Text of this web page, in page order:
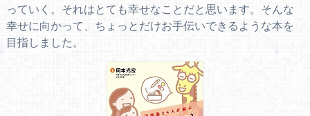
っていく。それはとても幸せなことだと思います。そんな
幸せに向かって、ちょっとだけお手伝いできるような本を
目指しました。